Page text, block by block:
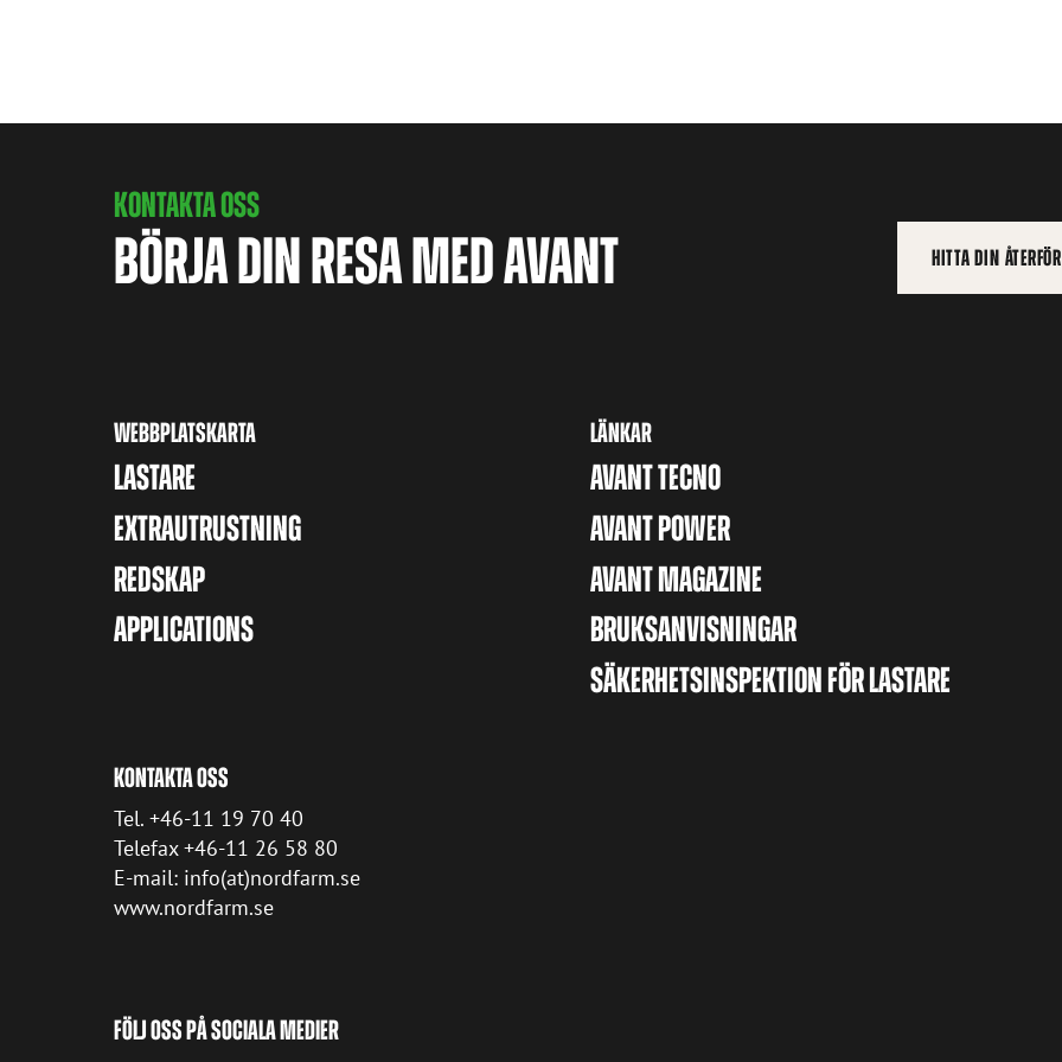
KONTAKTA OSS
BÖRJA DIN RESA MED AVANT HITTA DIN
WEBBPLATSKARTA
LASTARE
EXTRAUTRUSTNING
REDSKAP
APPLICATIONS
LÄNKAR
AVANT TECNO
AVANT POWER
AVANT MAGAZINE
BRUKSANVISNINGAR
SÄKERHETSINSPEKTION FÖR LASTARE
KONTAKTA OSS
Tel. +46-11 19 70 40
Telefax +46-11 26 58 80
E-mail: info(at)nordfarm.se
www.nordfarm.se
FÖLJ OSS PÅ SOCIALA MEDIER